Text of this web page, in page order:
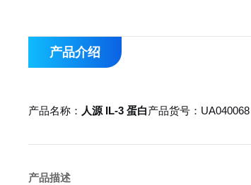
产品介绍
产品名称： 人源 IL-3 蛋白产品货号：UA040068
产品描述